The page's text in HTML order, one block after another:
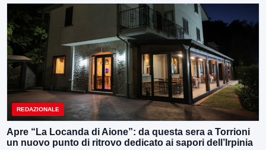
REDAZIONALE
Apre “La Locanda di Aione”: da questa sera a Torrioni
un nuovo punto di ritrovo dedicato ai sapori dell’Irpinia